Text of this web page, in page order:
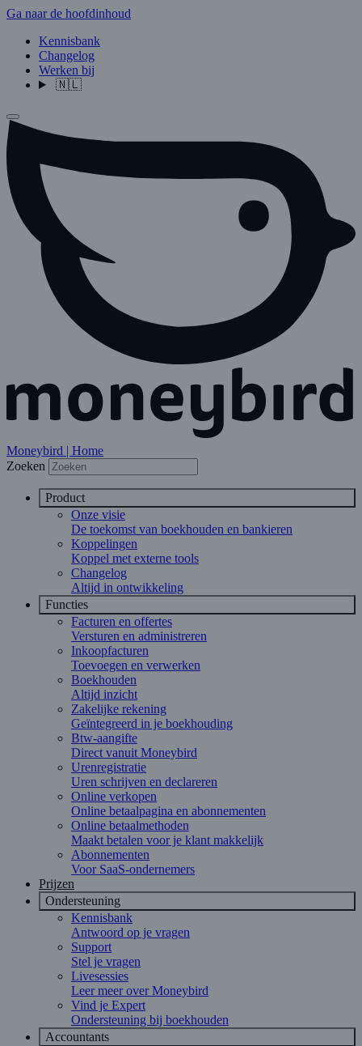
Ga naar de hoofdinhoud
Kennisbank
Changelog
Werken bij
🇳🇱
Moneybird | Home
Zoeken
Product
Onze visie
De toekomst van boekhouden en bankieren
Koppelingen
Koppel met externe tools
Changelog
Altijd in ontwikkeling
Functies
Facturen en offertes
Versturen en administreren
Inkoopfacturen
Toevoegen en verwerken
Boekhouden
Altijd inzicht
Zakelijke rekening
Geïntegreerd in je boekhouding
Btw-aangifte
Direct vanuit Moneybird
Urenregistratie
Uren schrijven en declareren
Online verkopen
Online betaalpagina en abonnementen
Online betaalmethoden
Maakt betalen voor je klant makkelijk
Abonnementen
Voor SaaS-ondernemers
Prijzen
Ondersteuning
Kennisbank
Antwoord op je vragen
Support
Stel je vragen
Livesessies
Leer meer over Moneybird
Vind je Expert
Ondersteuning bij boekhouden
Accountants